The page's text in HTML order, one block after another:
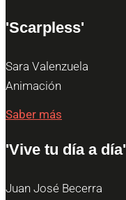
'Scarpless'
Sara Valenzuela
Animación
Saber más
'Vive tu día a día'
Juan José Becerra